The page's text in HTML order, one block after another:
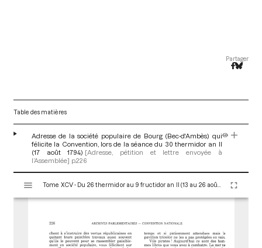
Partager
Table des matières
Adresse de la société populaire de Bourg (Bec-d'Ambès) qui
félicite la Convention, lors de la séance du 30 thermidor an II
(17 août 1794) [Adresse, pétition et lettre envoyée à
l’Assemblée] p.226
s